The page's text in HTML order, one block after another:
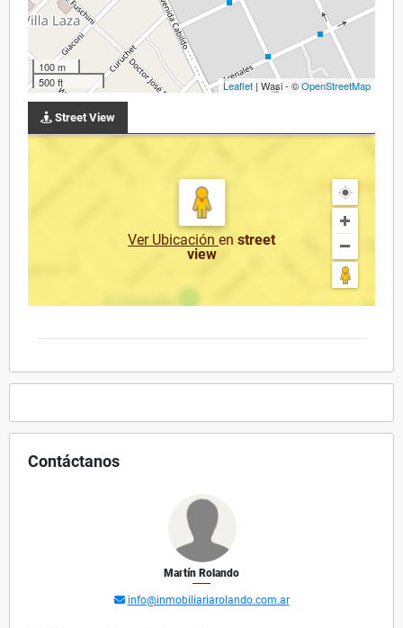
100 m
500 ft
Leaflet | Wasi - ©OpenStreetMap
Street View
Ver Ubicación en street
view
Contáctanos
Martín Rolando
info@inmobiliariarolando.com.ar